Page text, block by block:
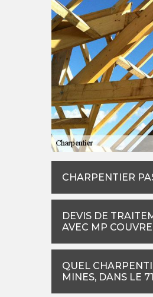
CHARPENTIER
DEVIS DE
AVEC MP
QUEL
MINES, DANS LE